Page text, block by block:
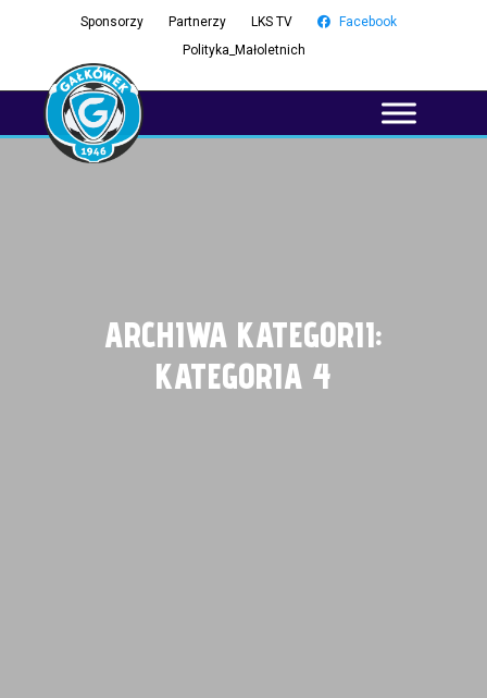
Sponsorzy Partnerzy LKS TV
Facebook
Polityka_Małoletnich
ARCHIWA KATEGORII:
KATEGORIA 4